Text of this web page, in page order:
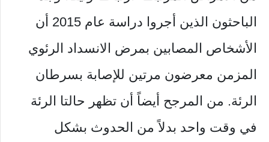
الباحثون الذين أجروا دراسة عام 2015 أن
الأشخاص المصابين بمرض الانسداد الرئوي
المزمن معرضون مرتين للإصابة بسرطان
الرئة. من المرجح أيضاً أن تظهر حالتا الرئة
في وقت واحد بدلاً من الحدوث بشكل